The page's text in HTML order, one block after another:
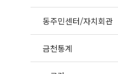
동주민센터/자치회관
금천통계